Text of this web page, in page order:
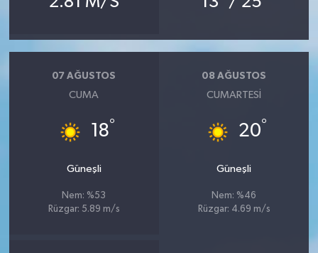
07 AĞUSTOS
CUMA
18°
Güneşli
Nem: %53
Rüzgar: 5.89 m/s
08 AĞUSTOS
CUMARTESI
20°
Güneşli
Nem: %46
Rüzgar: 4.69 m/s